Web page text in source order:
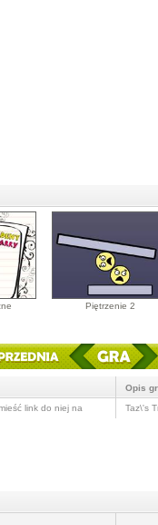
Piętrzenie 2
link do niej na
Opis
Taz\'s